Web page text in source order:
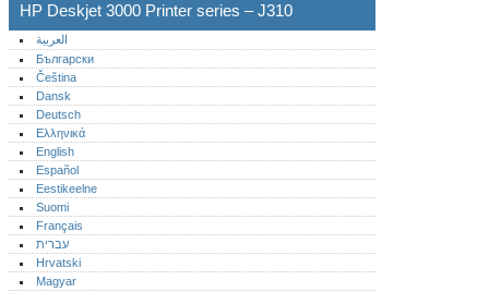
HP Deskjet 3000 Printer series – J310
العربية
Български
Čeština
Dansk
Deutsch
Ελληνικά
English
Español
Eestikeelne
Suomi
Français
עברית
Hrvatski
Magyar